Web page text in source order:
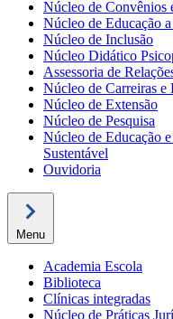
Núcleo de Convênios
Núcleo de Educação
Núcleo de Inclusão
Núcleo Didático
Assessoria de
Núcleo de Carreiras e
Núcleo de Extensão
Núcleo de Pesquisa
Núcleo de Educação
Sustentável
Ouvidoria
Menu
Academia Escola
Biblioteca
Clínicas integradas
Núcleo de Práticas